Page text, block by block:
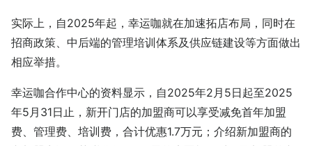
实际上，自2025年起，幸运咖就在加速拓店布局，同时在
招商政策、中后端的管理培训体系及供应链建设等方面做出
相应举措。
幸运咖合作中心的资料显示，自2025年2月5日起至2025
年5月31日止，新开门店的加盟商可以享受减免首年加盟
费、管理费、培训费，合计优惠1.7万元；介绍新加盟商的